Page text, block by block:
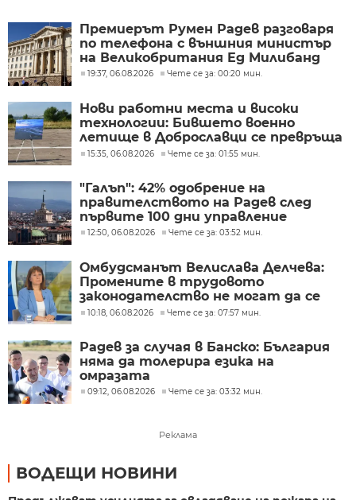
Премиерът Румен Радев разговаря
по телефона с външния министър
на Великобритания Ед Милибанд
19:37, 06.08.2026 Чете се за: 00:20 мин.
Нови работни места и високи
технологии: Бившето военно
летище в Доброславци се превръща
в голям космически център
15:35, 06.08.2026 Чете се за: 01:55 мин.
"Галъп": 42% одобрение на
правителството на Радев след
първите 100 дни управление
12:50, 06.08.2026 Чете се за: 03:52 мин.
Омбудсманът Велислава Делчева:
Промените в трудовото
законодателство не могат да се
правят през бюджета
10:18, 06.08.2026 Чете се за: 07:57 мин.
Радев за случая в Банско: България
няма да толерира езика на
омразата
09:12, 06.08.2026 Чете се за: 03:32 мин.
Реклама
ВОДЕЩИ НОВИНИ